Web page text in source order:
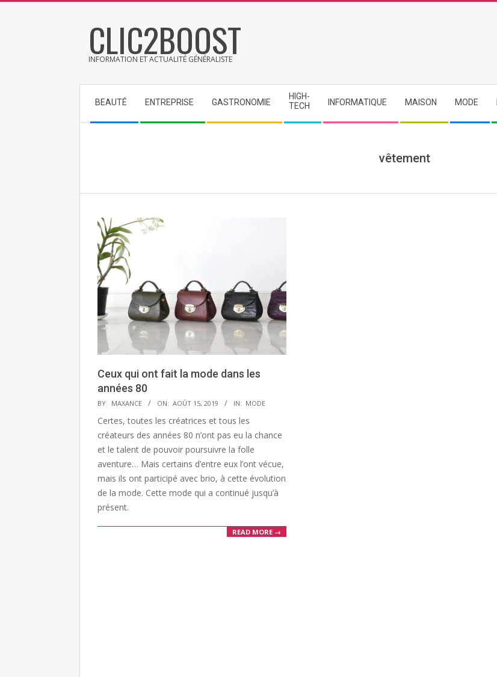
CLIC2BOOST
INFORMATION ET ACTUALITÉ GÉNÉRALISTE
Navigation
Menu
BEAUTÉ ENTREPRISE GASTRONOMIE
HIGH-
TECH
INFORMATIQUE MAISON MODE
vêtement
Ceux qui ont fait la mode dans les
années 80
2019-
08-
BY: MAXANCE ON: AOÛT 15, 2019 IN: MODE
Certes, toutes les créatrices et tous les
créateurs des années 80 n’ont pas eu la chance
et le talent de pouvoir poursuivre la folle
aventure… Mais certains d’entre eux l’ont vécue,
mais ils ont participé avec brio, à cette évolution
de la mode. Cette mode qui a continué jusqu’à
présent.
READ MORE →